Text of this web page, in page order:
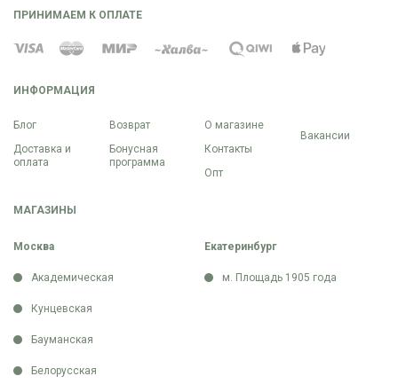
ИНФОРМАЦИЯ
Блог
Доставка и
оплата
Возврат
Бонусная
программа
О магазине
Контакты
Опт
Вакансии
МАГАЗИНЫ
Москва
Академическая
Кунцевская
Бауманская
Белорусская
Екатеринбург
м. Площадь 1905 года
ПРИНИМАЕМ К ОПЛАТЕ